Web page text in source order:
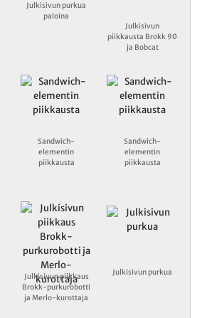
Julkisivun purkua
paloina
Julkisivun
piikkausta Brokk 90
ja Bobcat
Sandwich-
elementin
piikkausta
Sandwich-
elementin
piikkausta
Julkisivun piikkaus
Brokk-purkurobotti
ja Merlo-kurottaja
Julkisivun purkua